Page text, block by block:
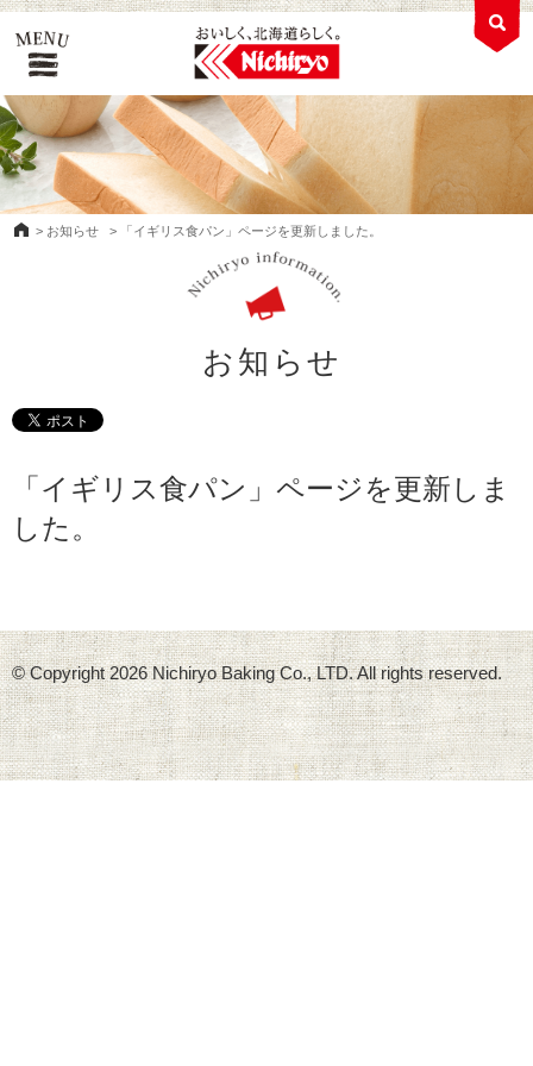
> お知らせ > 「イギリス食パン」ページを更新しました。
お知らせ
「イギリス食パン」ページを更新しま
した。
© Copyright2026 Nichiryo Baking Co., LTD. All rights reserved.